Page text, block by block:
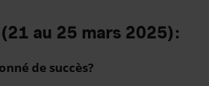
au 25 mars 2025) :
de succès?